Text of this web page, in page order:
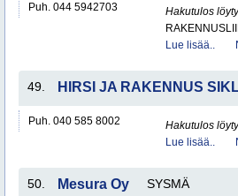
Puh. 044 5942703
Hakutulos
Lue lisää..
49. HIRSI JA RAKENNUS
Puh. 040 585 8002
Hakutulos
Lue lisää..
50. Mesura Oy SYSMÄ